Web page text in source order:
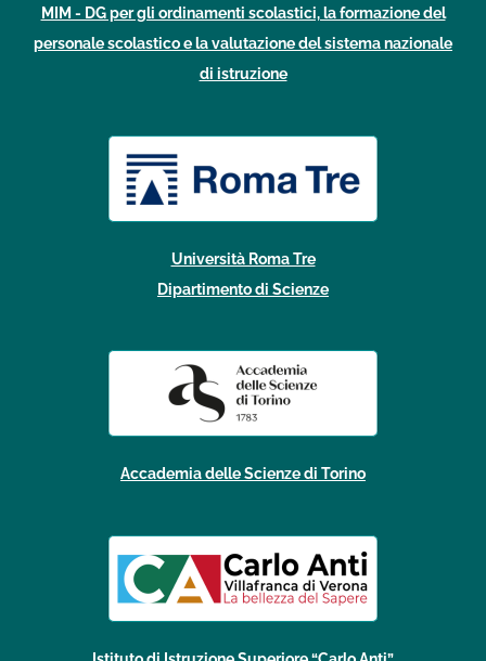
MIM - DG per gli ordinamenti scolastici, la formazione del
personale scolastico e la valutazione del sistema nazionale
di istruzione
Università Roma Tre
Dipartimento di Scienze
Accademia delle Scienze di Torino